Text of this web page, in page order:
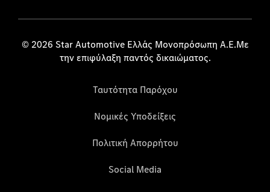
© 2026 Star Automotive Ελλάς Μονοπρόσωπη Α.Ε.Με
την επιφύλαξη παντός δικαιώματος.
Ταυτότητα Παρόχου
Νομικές Υποδείξεις
Πολιτική Απορρήτου
Social Media